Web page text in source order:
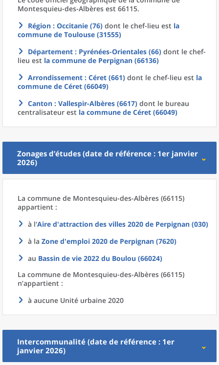
Montesquieu-des-Albères est 66115.
Région : Occitanie (76) dont le chef-lieu est la
commune de Toulouse (31555)
Département : Pyrénées-Orientales (66) dont le chef-
lieu est la commune de Perpignan (66136)
Arrondissement : Céret (661) dont le chef-lieu est la
commune de Céret (66049)
Canton : Vallespir-Albères (6617) dont le bureau
centralisateur est la commune de Céret (66049)
Zonages d’études (date de référence : 1er janvier
2026)
La commune de Montesquieu-des-Albères (66115)
appartient :
à l'Aire d'attraction des villes 2020 de Perpignan (030)
à la Zone d'emploi 2020 de Perpignan (7620)
au Bassin de vie 2022 du Boulou (66024)
La commune de Montesquieu-des-Albères (66115)
n’appartient :
à aucune Unité urbaine 2020
Intercommunalité (date de référence : 1er
janvier 2026)